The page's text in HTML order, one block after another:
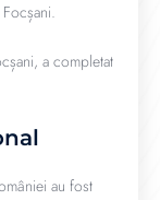
a completat
au fost